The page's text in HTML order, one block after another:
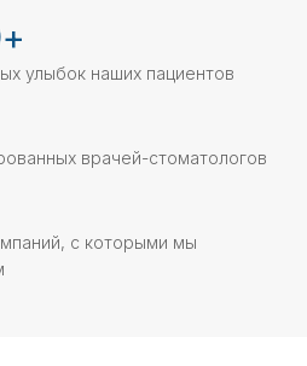
улыбок наших пациентов
+
врачей-стоматологов
с которыми мы